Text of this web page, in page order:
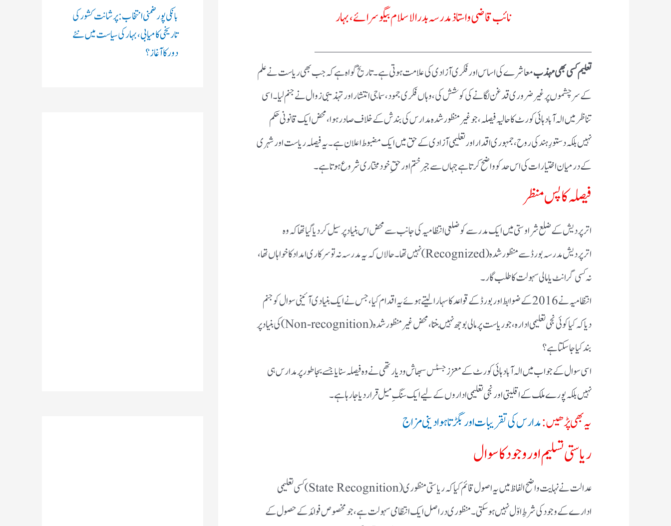
نائب قاضی و استاذ مدرسہ بدر الاسلام بیگوسرائے، بہار
ـــــــــــــــــــــــــــــــــــــ
تعلیم کسی بھی مہذبمعاشرے کی اساس اور فکری آزادی کی علامت ہوتی ہے۔ تاریخ گواہ ہے کہ جب بھی ریاست نے علم
کے سرچشموں پر غیر ضروری قدغن لگانے کی کوشش کی، وہاں فکری جمود، سماجی انتشار اور تہذیبی زوال نے جنم لیا۔ اسی
تناظر میں الہ آباد ہائی کورٹ کا حالیہ فیصلہ، جو غیر منظور شدہ مدارس کی بندش کے خلاف صادر ہوا، محض ایک قانونی حکم
نہیں بلکہ دستورِ ہند کی روح، جمہوری اقدار اور تعلیمی آزادی کے حق میں ایک مضبوط اعلان ہے۔ یہ فیصلہ ریاست اور شہری
کے درمیان اختیارات کی اس حد کو واضح کرتا ہے جہاں سے جبر ختم اور حقِ خود مختاری شروع ہوتا ہے۔
فیصلہ کا پس منظر
اترپردیش کے ضلع شراوستی میں ایک مدرسے کو ضلعی انتظامیہ کی جانب سے محض اس بنیاد پر سیل کر دیا گیا تھا کہ وہ
اترپردیش مدرسہ بورڈ سے منظورشدہ (Recognized) نہیں تھا۔ حالاں کہ یہ مدرسہ نہ تو سرکاری امداد کا خواہاں تھا،
نہ کسی گرانٹ یا مالی سہولت کا طلب گار۔
انتظامیہ نے 2016 کے ضوابط اور بورڈ کے قواعد کا سہارا لیتے ہوئے یہ اقدام کیا، جس نے ایک بنیادی آئینی سوال کو جنم
دیا کہ کیا کوئی نجی تعلیمی ادارہ، جو ریاست پر مالی بوجھ نہیں بنتا، محض غیر منظورشدہ (Non-recognition) کی بنیاد پر
بند کیا جا سکتا ہے؟
اسی سوال کے جواب میں الہ آباد ہائی کورٹ کے معزز جسٹس سبھاش ودیارتھی نے وہ فیصلہ سنایا جسے بجا طور پر مدارس ہی
نہیں بلکہ پورے ملک کے اقلیتی اور نجی تعلیمی اداروں کے لیے ایک سنگِ میل قرار دیا جا رہا ہے۔
یہ بھی پڑھیں:مدارس کی تقریبات اور بگڑتا ہوا دینی مزاج
ریاستی تسلیم اور وجود کا سوال
عدالت نے نہایت واضح الفاظ میں یہ اصول قائم کیا کہ ریاستی منظوری (State Recognition) کسی تعلیمی
ادارے کے وجود کی شرطِ اوّل نہیں ہو سکتی۔ منظوری دراصل ایک انتظامی سہولت ہے، جو مخصوص فوائد کے حصول کے
بانکی پور ضمنی انتخاب: پرشانت کشور کی
تاریخی کامیابی، بہار کی سیاست میں نئے
دور کا آغاز؟